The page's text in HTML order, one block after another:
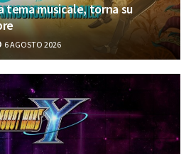
tema musicale, torna su
6 AGOSTO 2026